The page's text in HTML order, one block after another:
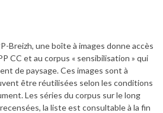
Breizh, une boîte à images donne accès
CC et au corpus « sensibilisation » qui
de paysage. Ces images sont à
être réutilisées selon les conditions
Les séries du corpus sur le long
la liste est consultable à la fin